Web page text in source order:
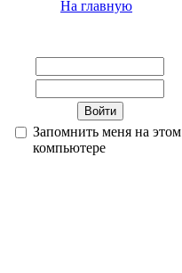
На главную
Запомнить меня на этом
компьютере